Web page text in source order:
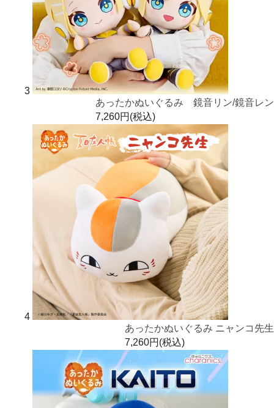
3
あったかぬいぐるみ 鏡音リン/鏡音レン
7,260円(税込)
4
あったかぬいぐるみ ニャンコ先生
7,260円(税込)